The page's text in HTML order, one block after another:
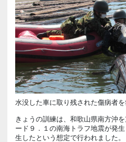
水没した車に取り残された傷病者
きょうの訓練は、和歌山県南方沖
ード９．１の南海トラフ地震が発
生したという想定で行われました。